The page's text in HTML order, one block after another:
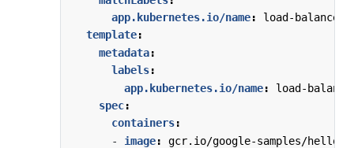
app.kubernetes.io/name:
load-balancer-
template:
metadata:
labels:
app.kubernetes.io/name:
load-
spec:
containers:
- image:
gcr.io/google-samples/hello-